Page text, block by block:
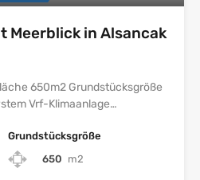
Meerblick in Alsancak
650m2 Grundstücksgröße
Vrf-Klimaanlage…
Grundstücksgröße
650 m2